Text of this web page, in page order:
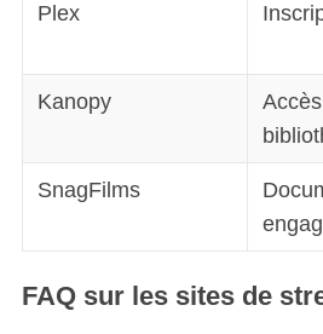
Plex
Kanopy
SnagFilms
FAQ sur les sites de